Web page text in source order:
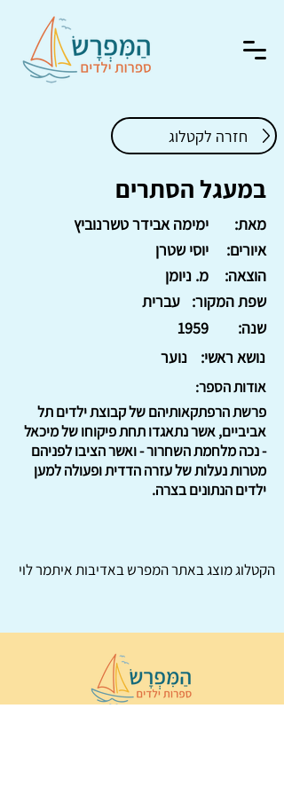
חזרה לקטלוג
במעגל הסתרים
ימימה אבידר טשרנוביץ
מאת:
יוסי שטרן
איורים:
מ. ניומן
הוצאה:
עברית
שפת המקור:
1959
שנה:
נוער
נושא ראשי:
אודות הספר:
פרשת הרפתקאותיהם של קבוצת ילדים תל
אביביים, אשר נתאגדו תחת פיקוחו של מיכאל
- נכה מלחמת השחרור - ואשר הציבו לפניהם
מטרות נעלות של עזרה הדדית ופעולה למען
ילדים הנתונים בצרה.
הקטלוג מוצג באתרהמפרשבאדיבות איתמר לוי